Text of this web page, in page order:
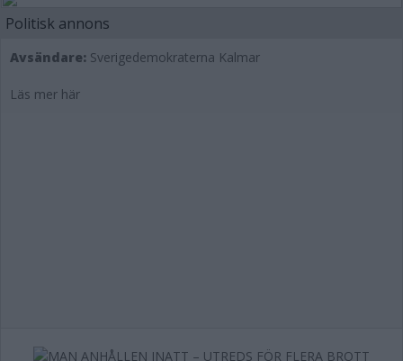
Politisk annons
Avsändare: Sverigedemokraterna Kalmar
Läs mer här